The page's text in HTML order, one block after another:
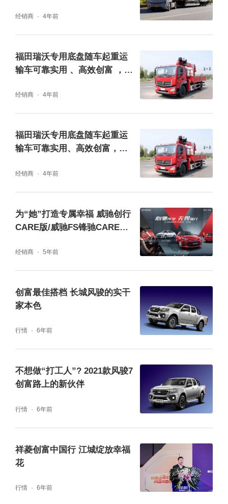
活动现场,福田汽车集团时代事业部时代营销公
司传播副总经理李怀福为本月通过线上线下评
选出的福田祥菱山东区三个幸福星家庭刘建建
夫妇、周保佃夫妇、朱镜宇夫妇颁奖。刘建建
表示:“我平时进行板材运输,我的祥菱车驾驶空
间大,比我之前的车舒适多了,开上福田祥菱赚
的比之前能高出一半,回到家心情也好了,一家
人满满都是幸福感”。
“实践出真知”,祥菱车到底能不能帮助用户创富
要真实用了才知道,因此,福田祥菱发起了“创富
大赢家挑战赛”,接受卡友们线上线下灵活报名,
经销商 4年前
福田瑞沃专用底盘随车起重运
输车可靠实用 、高效创富 ，有
经销商 4年前
福田瑞沃专用底盘随车起重运
输车可靠实用、高效创富，有
经销商 4年前
为“她”打造专属幸福 威驰创行
CARE版/威驰FS锋驰CARE版
经销商 5年前
创富最佳搭档 长城风骏的实干
家本色
行情 6年前
不想做“打工人”? 2021款风骏7
创富路上的新伙伴
行情 6年前
祥菱创富中国行 江城绽放幸福
花
行情 6年前